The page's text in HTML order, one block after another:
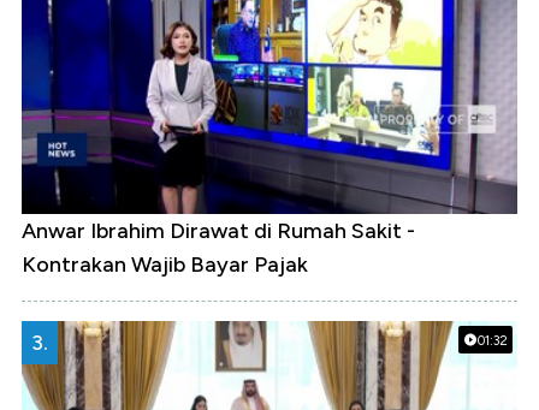
Anwar Ibrahim Dirawat di Rumah Sakit -
Kontrakan Wajib Bayar Pajak
01:32
3.